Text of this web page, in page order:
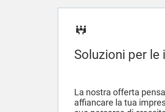
Soluzioni per le
La nostra offerta
affiancare la tua